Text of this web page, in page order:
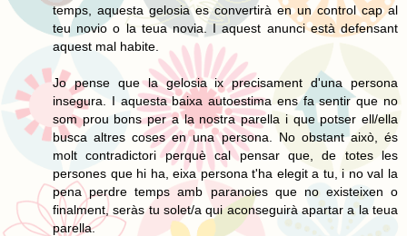
temps, aquesta gelosia es convertirà en un control cap al
teu novio o la teua novia. I aquest anunci està defensant
aquest mal habite.
Jo pense que la gelosia ix precisament d'una persona
insegura. I aquesta baixa autoestima ens fa sentir que no
som prou bons per a la nostra parella i que potser ell/ella
busca altres coses en una persona. No obstant això, és
molt contradictori perquè cal pensar que, de totes les
persones que hi ha, eixa persona t'ha elegit a tu, i no val la
pena perdre temps amb paranoies que no existeixen o
finalment, seràs tu solet/a qui aconseguirà apartar a la teua
parella.